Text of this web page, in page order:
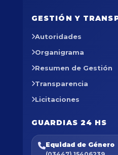
GESTIÓN Y
Autoridades
Organigrama
Resumen de Gestión
Transparencia
Licitaciones
GUARDIAS 24 HS
Equidad de Género